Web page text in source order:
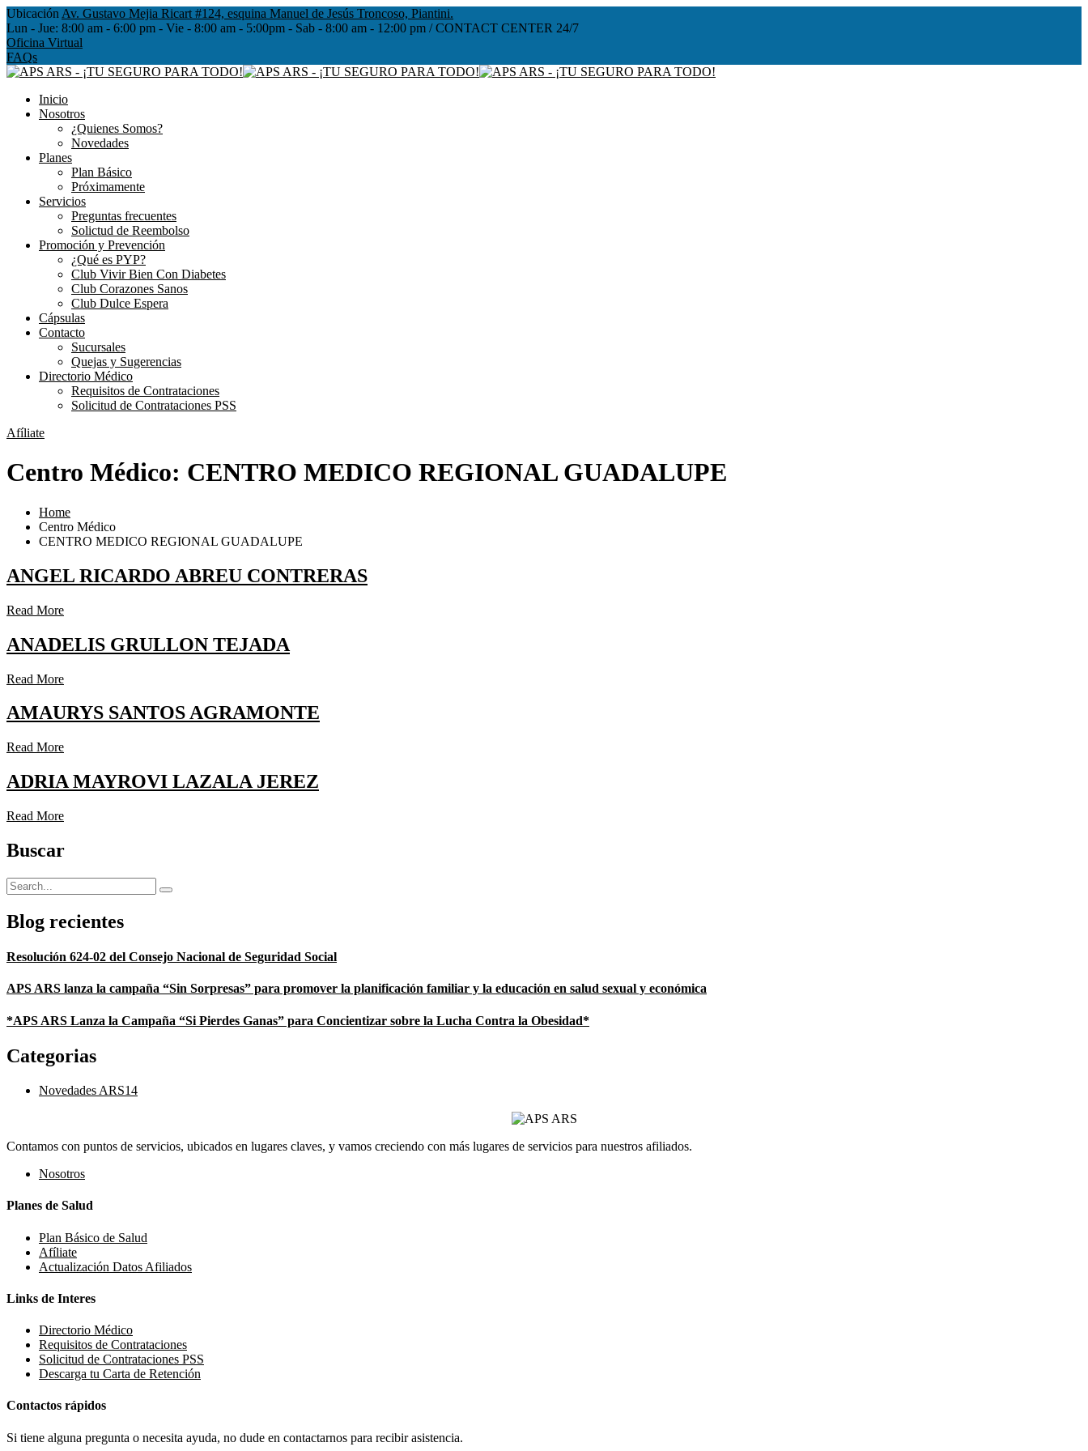
Ubicación Av. Gustavo Mejia Ricart #124, esquina Manuel de Jesús Troncoso, Piantini.
Lun - Jue: 8:00 am - 6:00 pm - Vie - 8:00 am - 5:00pm - Sab - 8:00 am - 12:00 pm / CONTACT CENTER 24/7
Oficina Virtual
FAQs
Inicio
Nosotros
¿Quienes Somos?
Novedades
Planes
Plan Básico
Próximamente
Servicios
Preguntas frecuentes
Solictud de Reembolso
Promoción y Prevención
¿Qué es PYP?
Club Vivir Bien Con Diabetes
Club Corazones Sanos
Club Dulce Espera
Cápsulas
Contacto
Sucursales
Quejas y Sugerencias
Directorio Médico
Requisitos de Contrataciones
Solicitud de Contrataciones PSS
Afíliate
Centro Médico: CENTRO MEDICO REGIONAL GUADALUPE
Home
Centro Médico
CENTRO MEDICO REGIONAL GUADALUPE
ANGEL RICARDO ABREU CONTRERAS
Read More
ANADELIS GRULLON TEJADA
Read More
AMAURYS SANTOS AGRAMONTE
Read More
ADRIA MAYROVI LAZALA JEREZ
Read More
Buscar
Blog recientes
Resolución 624-02 del Consejo Nacional de Seguridad Social
APS ARS lanza la campaña “Sin Sorpresas” para promover la planificación familiar y la educación en salud sexual y económica
*APS ARS Lanza la Campaña “Si Pierdes Ganas” para Concientizar sobre la Lucha Contra la Obesidad*
Categorias
Novedades ARS14
Contamos con puntos de servicios, ubicados en lugares claves, y vamos creciendo con más lugares de servicios para nuestros afiliados.
Nosotros
Planes de Salud
Plan Básico de Salud
Afíliate
Actualización Datos Afiliados
Links de Interes
Directorio Médico
Requisitos de Contrataciones
Solicitud de Contrataciones PSS
Descarga tu Carta de Retención
Contactos rápidos
Si tiene alguna pregunta o necesita ayuda, no dude en contactarnos para recibir asistencia.